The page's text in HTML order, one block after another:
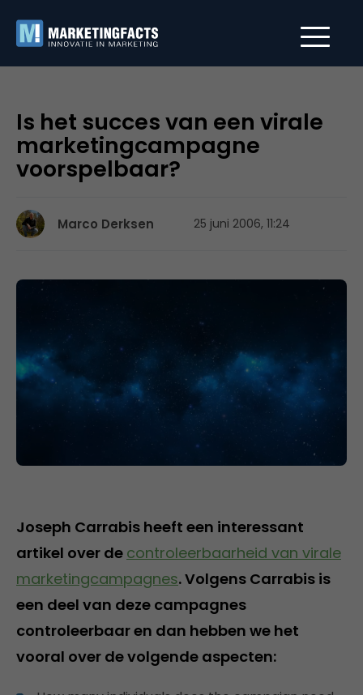
Is het succes van een virale
marketingcampagne
voorspelbaar?
Marco Derksen 25 juni 2006, 11:24
Joseph Carrabis heeft een interessant
artikel over de controleerbaarheid van virale
marketingcampagnes. Volgens Carrabis is
een deel van deze campagnes
controleerbaar en dan hebben we het
vooral over de volgende aspecten: